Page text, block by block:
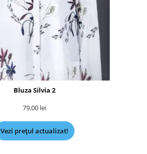
Bluza Silvia 2
79,00 lei
Vezi prețul actualizat!